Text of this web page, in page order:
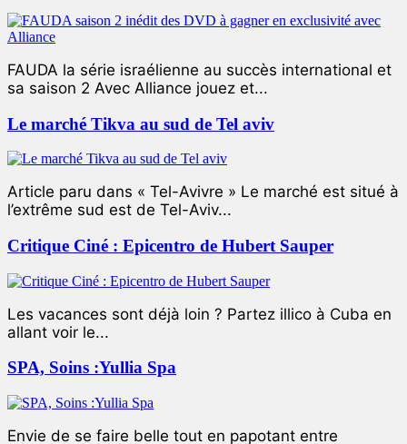
FAUDA la série israélienne au succès international et
sa saison 2 Avec Alliance jouez et...
Le marché Tikva au sud de Tel aviv
Article paru dans « Tel-Avivre » Le marché est situé à
l’extrême sud est de Tel-Aviv...
Critique Ciné : Epicentro de Hubert Sauper
Les vacances sont déjà loin ? Partez illico à Cuba en
allant voir le...
SPA, Soins :Yullia Spa
Envie de se faire belle tout en papotant entre